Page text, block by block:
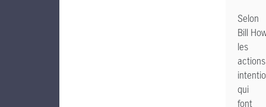
Selon
Bill
les
actions
qui
font